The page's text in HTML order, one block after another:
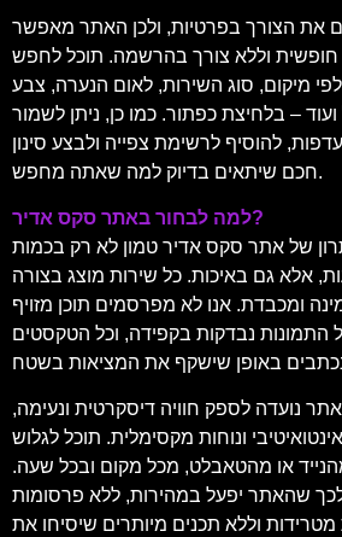
את הצורך בפרטיות, ולכן האתר מאפשר
חופשית וללא צורך בהרשמה. תוכל לחפש
מיקום, סוג השירות, לאום הנערה, צבע
ועוד – בלחיצת כפתור. כמו כן, ניתן לשמור
להוסיף לרשימת צפייה ולבצע סינון
חכם שיתאים בדיוק למה שאתה מחפש.
למה לבחור באתר סקס אדיר?
של אתר סקס אדיר טמון לא רק בכמות
אלא גם באיכות. כל שירות מוצג בצורה
ומכבדת. אנו לא מפרסמים תוכן מזויף
התמונות נבדקות בקפידה, וכל הטקסטים
נועדה לספק חוויה דיסקרטית ונעימה,
ונוחות מקסימלית. תוכל לגלוש
או מהטאבלט, מכל מקום ובכל שעה.
לכך שהאתר יפעל במהירות, ללא פרסומות
מטרידות וללא תכנים מיותרים שיסיחו את